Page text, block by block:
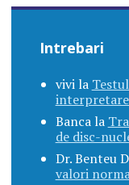
Intrebari
vivila
Bancala
de disc-
Dr. Benteu
valori